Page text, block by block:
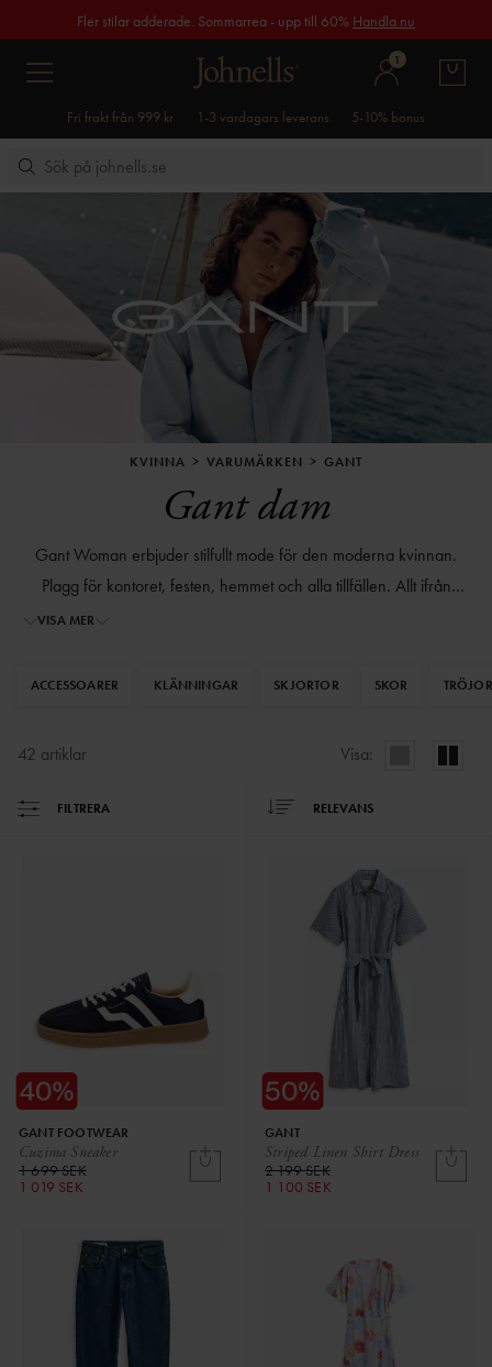
Fler stilar adderade. Sommarrea - upp till 60% Handla nu
1
Fri frakt från 999 kr 1-3 vardagars leverans 5-10% bonus
KVINNA VARUMÄRKEN GANT
Gant dam
Gant Woman erbjuder stilfullt mode för den moderna kvinnan.
Plagg för kontoret, festen, hemmet och alla tillfällen. Allt ifrån
skräddade jackor till sköna underkläder. Fyll din garderob med
Sedan starten 1949 har Gant fokuserat på ett kvalitativt sortiment
VISA MER
ACCESSOARER KLÄNNINGAR SKJORTOR SKOR TRÖJOR
42 artiklar Visa:
FILTRERA RELEVANS
Cuzima Sneaker
GANT FOOTWEAR
1 699 SEK
1 019 SEK
Striped Linen Shirt Dress
GANT
2 199 SEK
1 100 SEK